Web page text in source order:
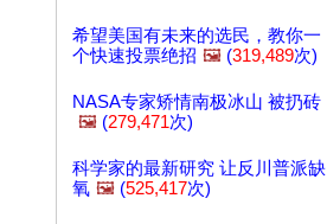
希望美国有未来的选民，教你一
个快速投票绝招 🖼️ (319,489次)
NASA专家矫情南极冰山 被扔砖
🖼️ (279,471次)
科学家的最新研究 让反川普派缺
氧 🖼️ (525,417次)